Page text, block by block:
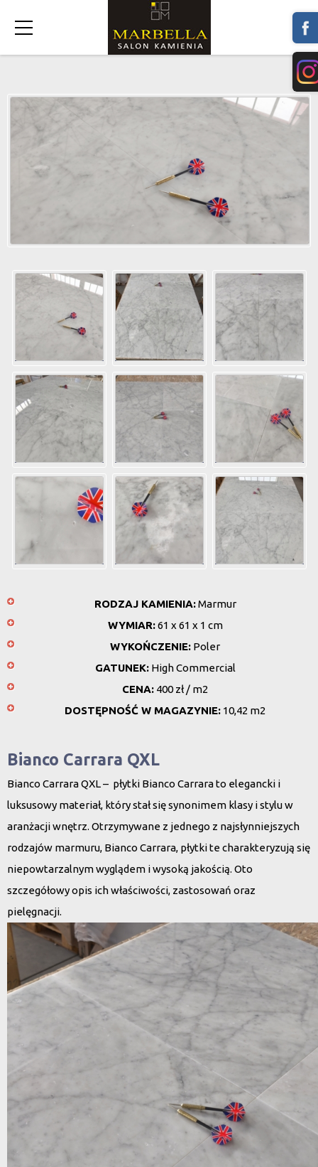
RODZAJ KAMIENIA:Marmur
WYMIAR:61 x 61 x 1 cm
WYKOŃCZENIE: Poler
GATUNEK:High Commercial
CENA: 400 zł / m2
DOSTĘPNOŚĆ W MAGAZYNIE: 10,42 m2
Bianco Carrara QXL
Bianco Carrara QXL – płytki Bianco Carrara to elegancki i
luksusowy materiał, który stał się synonimem klasy i stylu w
aranżacji wnętrz. Otrzymywane z jednego z najsłynniejszych
rodzajów marmuru, Bianco Carrara, płytki te charakteryzują się
niepowtarzalnym wyglądem i wysoką jakością. Oto
szczegółowy opis ich właściwości, zastosowań oraz
pielęgnacji.